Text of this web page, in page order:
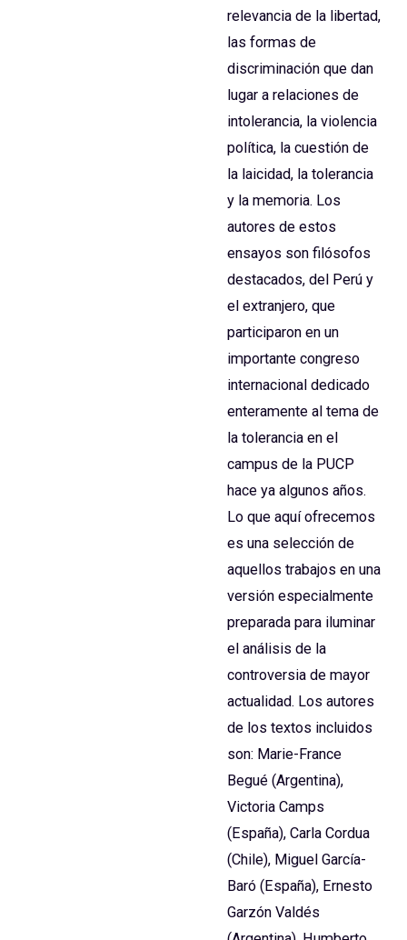
relevancia de la libertad,
las formas de
discriminación que dan
lugar a relaciones de
intolerancia, la violencia
política, la cuestión de
la laicidad, la tolerancia
y la memoria. Los
autores de estos
ensayos son filósofos
destacados, del Perú y
el extranjero, que
participaron en un
importante congreso
internacional dedicado
enteramente al tema de
la tolerancia en el
campus de la PUCP
hace ya algunos años.
Lo que aquí ofrecemos
es una selección de
aquellos trabajos en una
versión especialmente
preparada para iluminar
el análisis de la
controversia de mayor
actualidad. Los autores
de los textos incluidos
son: Marie-France
Begué (Argentina),
Victoria Camps
(España), Carla Cordua
(Chile), Miguel García-
Baró (España), Ernesto
Garzón Valdés